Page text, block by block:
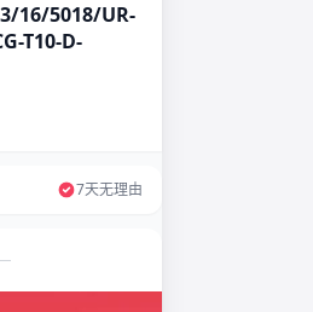
16/5018/UR-
T10-D-
7天无理由